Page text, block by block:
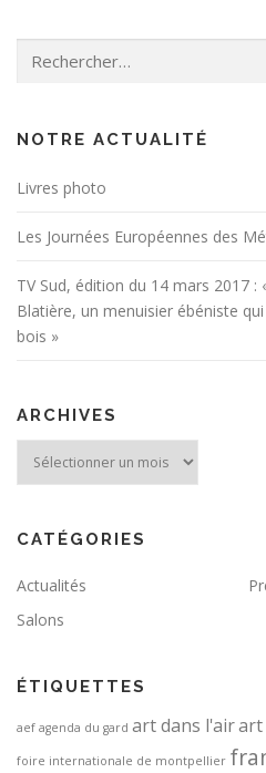
NOTRE ACTUALITÉ
Livres photo
Les Journées Européennes des
TV Sud, édition du 14 mars 2017 :
Blatière, un menuisier ébéniste
bois »
ARCHIVES
CATÉGORIES
Actualités
Salons
ÉTIQUETTES
aef agenda du gard art dans l'airart
foire internationale de montpellier